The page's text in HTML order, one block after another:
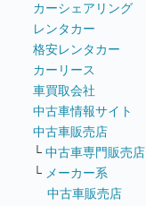
カーシェアリング
レンタカー
格安レンタカー
カーリース
車買取会社
中古車情報サイト
中古車販売店
└ 中古車専門販売店
└ メーカー系
中古車販売店